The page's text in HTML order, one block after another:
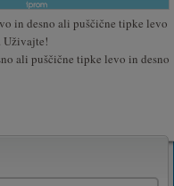
in desno ali puščične tipke levo
Uživajte!
ali puščične tipke levo in desno